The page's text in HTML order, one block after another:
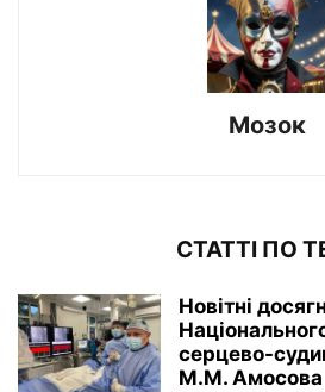
Мозок
СТАТТІ ПО
Новітні
серцево-
М.М. Амосова